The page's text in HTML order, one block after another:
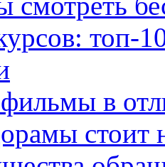
топ-
в
стоит